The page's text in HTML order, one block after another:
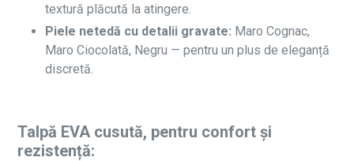
textură plăcută la atingere.
Piele netedă cu detalii gravate: Maro Cognac,
Maro Ciocolată, Negru — pentru un plus de eleganță
discretă.
Talpă EVA cusută, pentru confort și
rezistență: